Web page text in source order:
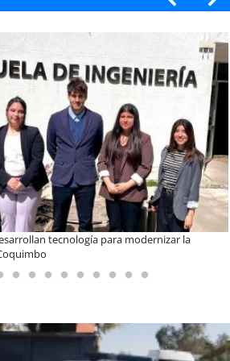
público-privada se toman La Araucanía:
para abordar las brechas y oportunidades